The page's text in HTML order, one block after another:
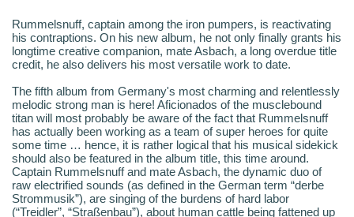
Rummelsnuff, captain among the iron pumpers, is reactivating
his contraptions. On his new album, he not only finally grants his
longtime creative companion, mate Asbach, a long overdue title
credit, he also delivers his most versatile work to date.
The fifth album from Germany's most charming and relentlessly
melodic strong man is here! Aficionados of the musclebound
titan will most probably be aware of the fact that Rummelsnuff
has actually been working as a team of super heroes for quite
some time … hence, it is rather logical that his musical sidekick
should also be featured in the album title, this time around.
Captain Rummelsnuff and mate Asbach, the dynamic duo of
raw electrified sounds (as defined in the German term “derbe
Strommusik”), are singing of the burdens of hard labor
(“Treidler”, “Straßenbau”), about human cattle being fattened up